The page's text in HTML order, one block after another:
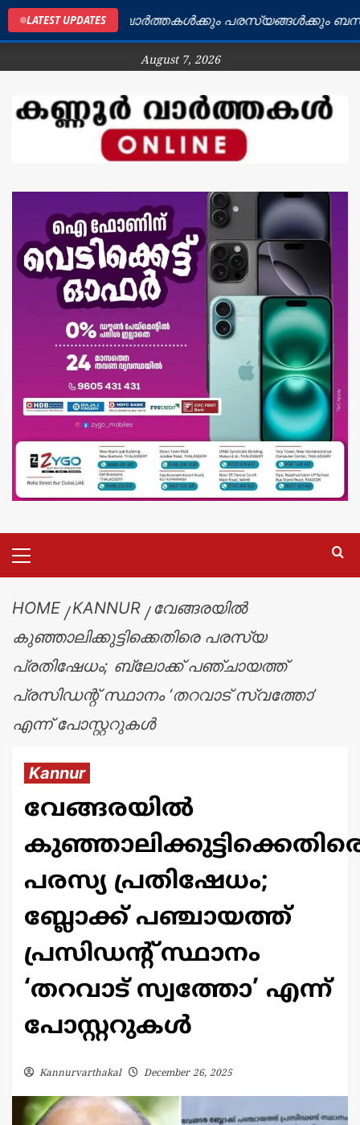
LATEST UPDATES
ജില്ലയിലെ വാർത്തകൾക്കും പരസ്യങ്ങൾക്കും
August 7, 2026
HOME KANNUR
വേങ്ങരയിൽ
കുഞ്ഞാലിക്കുട്ടിക്കെതിരെ പരസ്യ
പ്രതിഷേധം; ബ്ലോക്ക് പഞ്ചായത്ത്
പ്രസിഡന്റ് സ്ഥാനം ‘തറവാട് സ്വത്തോ’
എന്ന് പോസ്റ്ററുകൾ
Kannur
വേങ്ങരയിൽ
പരസ്യ പ്രതിഷേധം;
ബ്ലോക്ക് പഞ്ചായത്ത്
പ്രസിഡന്റ് സ്ഥാനം
‘തറവാട് സ്വത്തോ’ എന്ന്
പോസ്റ്ററുകൾ
Kannurvarthakal December 26, 2025